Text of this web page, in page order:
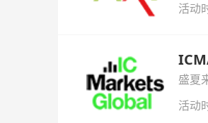
活动
盛夏
金即
活动